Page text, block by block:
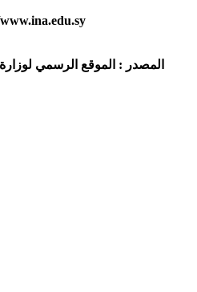
المصدر : الموقع الرسمي لوزارة